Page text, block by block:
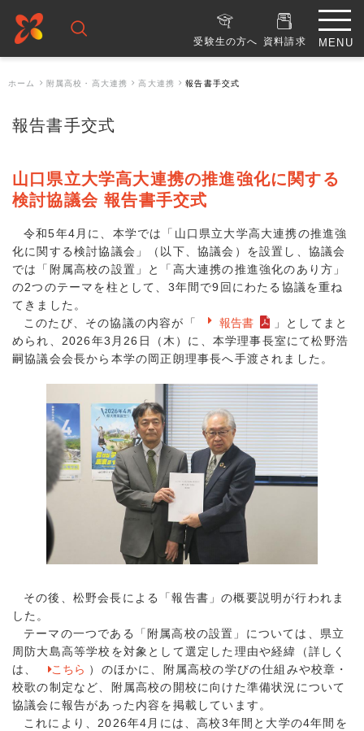
受験生の方へ 資料請求
ホーム 附属高校・高大連携 高大連携 報告書手交式
報告書手交式
山口県立大学高大連携の推進強化に関する
検討協議会 報告書手交式
令和5年4月に、本学では「山口県立大学高大連携の推進強
化に関する検討協議会」（以下、協議会）を設置し、協議会
では「附属高校の設置」と「高大連携の推進強化のあり方」
の2つのテーマを柱として、3年間で9回にわたる協議を重ね
てきました。
このたび、その協議の内容が「
報告書
」としてまと
められ、2026年3月26日（木）に、本学理事長室にて松野浩
嗣協議会会長から本学の岡正朗理事長へ手渡されました。
その後、松野会長による「報告書」の概要説明が行われま
した。
テーマの一つである「附属高校の設置」については、県立
周防大島高等学校を対象として選定した理由や経緯（詳しく
は、
こちら ）のほかに、附属高校の学びの仕組みや校章・
校歌の制定など、附属高校の開校に向けた準備状況について
協議会に報告があった内容を掲載しています。
これにより、2026年4月には、高校3年間と大学の4年間を